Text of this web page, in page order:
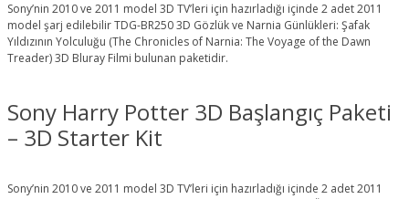
Sony’nin 2010 ve 2011 model 3D TV’leri için hazırladığı içinde 2 adet 2011
model şarj edilebilir TDG-BR250 3D Gözlük ve Narnia Günlükleri: Şafak
Yıldızının Yolculuğu (The Chronicles of Narnia: The Voyage of the Dawn
Treader) 3D Bluray Filmi bulunan paketidir.
Sony Harry Potter 3D Başlangıç Paketi
– 3D Starter Kit
Sony’nin 2010 ve 2011 model 3D TV’leri için hazırladığı içinde 2 adet 2011